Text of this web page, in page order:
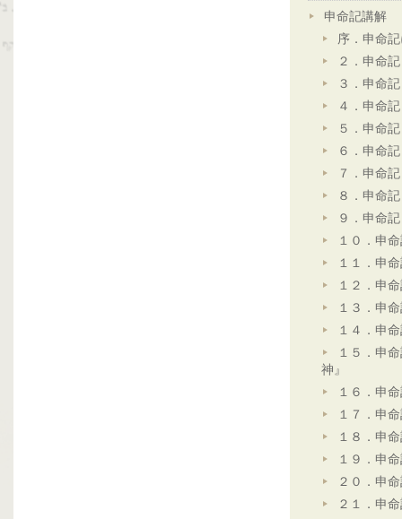
申命記講解
序．申命
２．申命
３．申命
４．申命
５．申命
６．申命
７．申命
８．申命
９．申命
１０．申
１１．申
１２．申
１３．申
１４．申
１５．申
神』
１６．申
１７．申
１８．申
１９．申
２０．申
２１．申